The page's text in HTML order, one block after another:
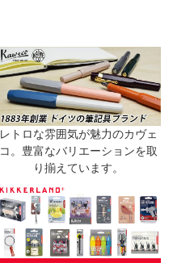
レトロな雰囲気が魅力のカヴェ
コ。豊富なバリエーションを取
り揃えています。